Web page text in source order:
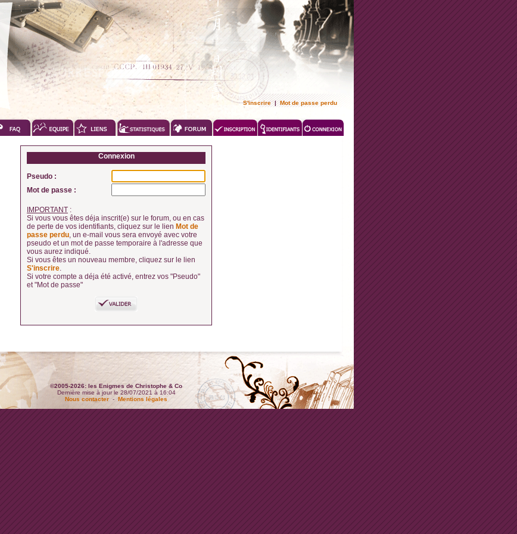
S'inscrire|Mot de passe perdu
Connexion
Pseudo :
Mot de passe :
IMPORTANT :
Si vous vous êtes déja inscrit(e) sur le forum, ou en cas
de perte de vos identifiants, cliquez sur le lien Mot de
passe perdu, un e-mail vous sera envoyé avec votre
pseudo et un mot de passe temporaire à l'adresse que
vous aurez indiqué.
Si vous êtes un nouveau membre, cliquez sur le lien
S'inscrire.
Si votre compte a déja été activé, entrez vos "Pseudo"
et "Mot de passe"
©2005-2026: les Enigmes de Christophe & Co
Dernière mise à jour le 28/07/2021 à 16:04
Nous contacter -Mentions légales